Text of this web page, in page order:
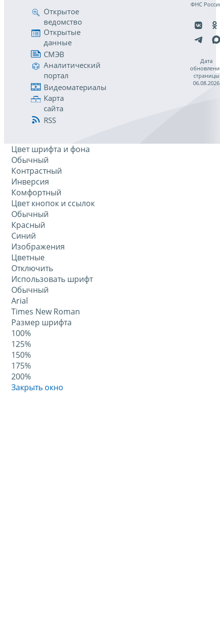
Открытое
ведомство
Открытые
данные
СМЭВ
Аналитический
портал
Видеоматериалы
Карта
сайта
RSS
ФНС
Дата
страницы
06.08.2026
Цвет шрифта и фона
Обычный
Контрастный
Инверсия
Комфортный
Цвет кнопок и ссылок
Обычный
Красный
Синий
Изображения
Цветные
Отключить
Использовать шрифт
Обычный
Arial
Times New Roman
Размер шрифта
100%
125%
150%
175%
200%
Закрыть окно